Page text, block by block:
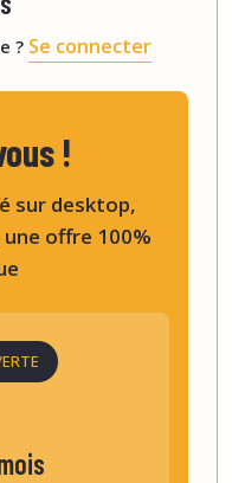
? Se connecter
!
sur desktop,
offre 100%